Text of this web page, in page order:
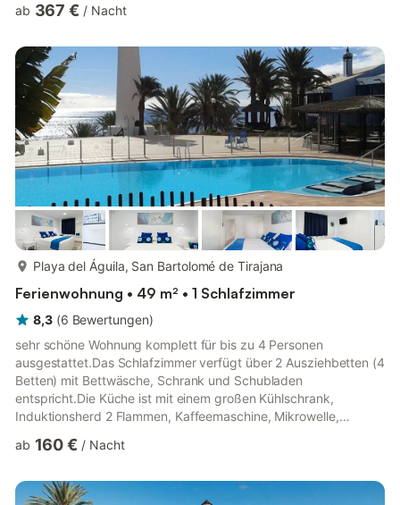
mit Palmen und kanarischen Planzen, 2 südgelegene Terrassen
uneinsehbar und garantieren ungestörte Abende am Grillplatz
oder am Esstisch bei Abendsonne. Es liegt nichts zwischen
Ihnen und dem...
ab 367 € / Nacht
Playa del Águila, San Bartolomé de Tirajana
Ferienwohnung • 49 m² • 1 Schlafzimmer
8,3 (6 Bewertungen)
sehr schöne Wohnung komplett für bis zu 4 Personen
ausgestattet.Das Schlafzimmer verfügt über 2 Ausziehbetten (4
Betten) mit Bettwäsche, Schrank und Schubladen
entspricht.Die Küche ist mit einem großen Kühlschrank,
Induktionsherd 2 Flammen, Kaffeemaschine, Mikrowelle,
Wohnzimmer hat ein großes Sofa und Flachbild-TV mit
Haartrockner gebaut, sowie eine ziemlich große Schrank, mit
ab 160 € / Nacht